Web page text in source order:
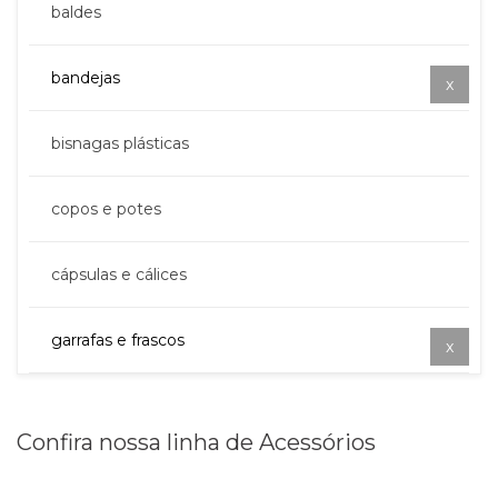
baldes
bandejas
bisnagas plásticas
copos e potes
cápsulas e cálices
garrafas e frascos
Confira nossa linha de Acessórios